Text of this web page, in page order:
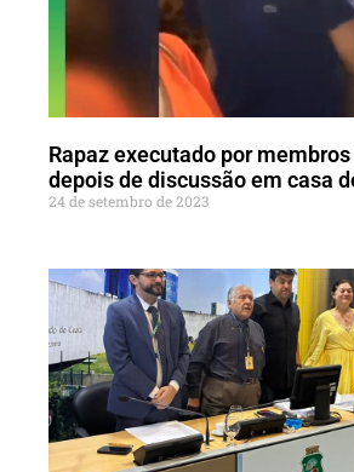
Rapaz executado por
depois de discussão em casa
24 de setembro de 2023